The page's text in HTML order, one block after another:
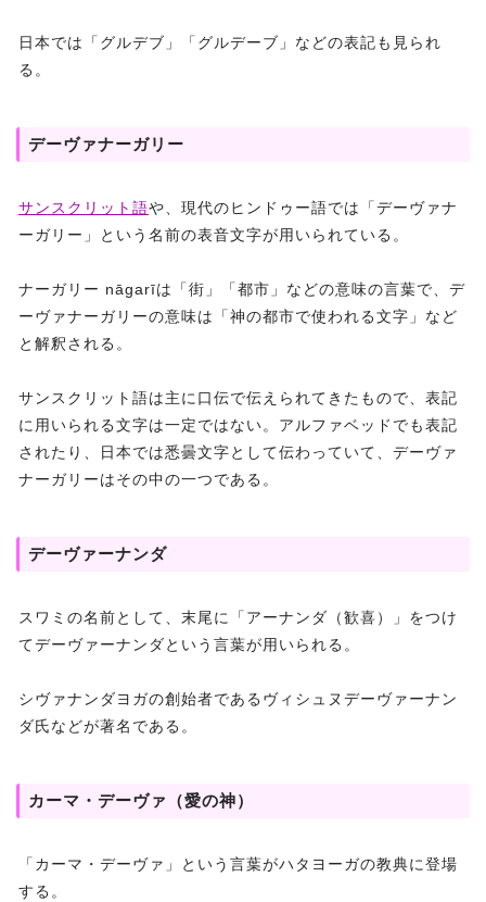
日本では「グルデブ」「グルデーブ」などの表記も見られ
る。
デーヴァナーガリー
サンスクリット語や、現代のヒンドゥー語では「デーヴァナ
ーガリー」という名前の表音文字が用いられている。
ナーガリー nāgarīは「街」「都市」などの意味の言葉で、デ
ーヴァナーガリーの意味は「神の都市で使われる文字」など
と解釈される。
サンスクリット語は主に口伝で伝えられてきたもので、表記
に用いられる文字は一定ではない。アルファベッドでも表記
されたり、日本では悉曇文字として伝わっていて、デーヴァ
ナーガリーはその中の一つである。
デーヴァーナンダ
スワミの名前として、末尾に「アーナンダ（歓喜）」をつけ
てデーヴァーナンダという言葉が用いられる。
シヴァナンダヨガの創始者であるヴィシュヌデーヴァーナン
ダ氏などが著名である。
カーマ・デーヴァ（愛の神）
「カーマ・デーヴァ」という言葉がハタヨーガの教典に登場
する。